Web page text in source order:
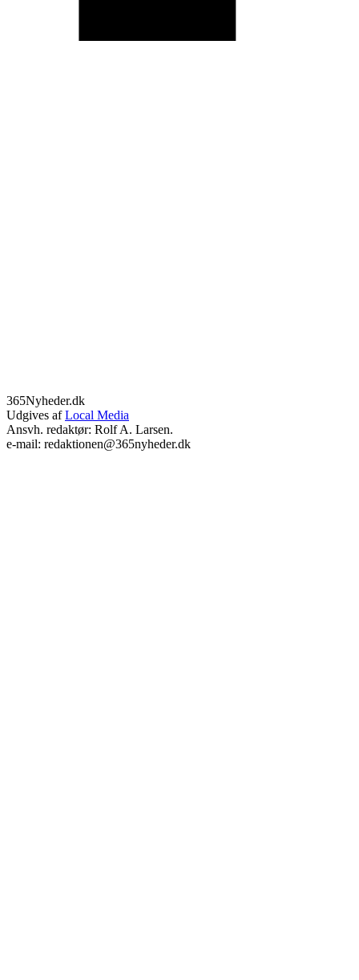
365Nyheder.dk
Udgives afLocal Media
Ansvh. redaktør: Rolf A. Larsen.
e-mail: redaktionen@365nyheder.dk